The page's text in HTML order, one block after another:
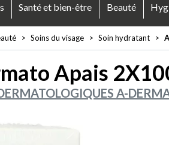
Santé et bien-être Beauté
Soins du visage Soin hydratant
Apais
A-